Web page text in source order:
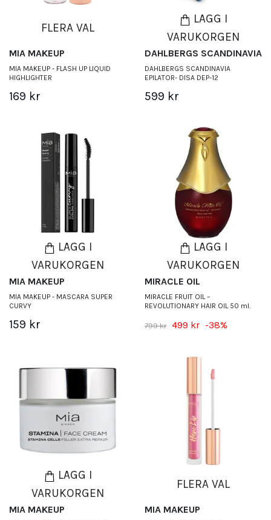
FLERA VAL
MIA MAKEUP
MIA MAKEUP - FLASH UP LIQUID
HIGHLIGHTER
169 kr
LÄGG I
VARUKORGEN
DAHLBERGS SCANDINAVIA
DAHLBERGS SCANDINAVIA
EPILATOR- DISA DEP-12
599 kr
LÄGG I
VARUKORGEN
MIA MAKEUP
MIA MAKEUP - MASCARA SUPER
CURVY
159 kr
LÄGG I
VARUKORGEN
MIRACLE OIL
MIRACLE FRUIT OIL –
REVOLUTIONARY HAIR OIL 50 ml.
799 kr 499 kr -38%
LÄGG I
VARUKORGEN
MIA MAKEUP
FLERA VAL
MIA MAKEUP